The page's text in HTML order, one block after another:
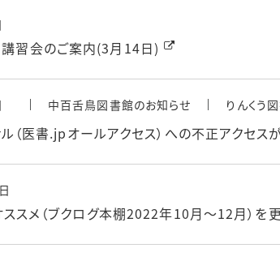
習会のご案内(3月14日)
中百舌鳥図書館のお知らせ りんくう
（医書.jpオールアクセス）への不正アクセス
スメ（ブクログ本棚2022年10月～12月）を更